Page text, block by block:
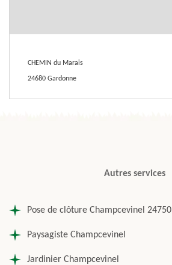
CHEMIN du Marais
24680 Gardonne
Autres services
Pose de clôture Champcevinel 24750
Paysagiste Champcevinel
Jardinier Champcevinel